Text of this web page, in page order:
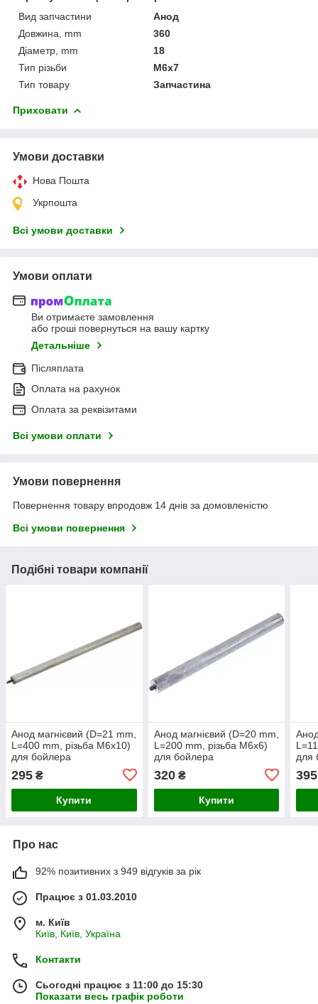
Вид запчастини
Анод
Довжина, mm
360
Діаметр, mm
18
Тип різьби
M6x7
Тип товару
Запчастина
Приховати
Умови доставки
Нова Пошта
Укрпошта
Всі умови доставки
Умови оплати
Ви отримаєте замовлення
або гроші повернуться на вашу картку
Детальніше
Післяплата
Оплата на рахунок
Оплата за реквізитами
Всі умови оплати
Умови повернення
Повернення товару впродовж 14 днів за домовленістю
Всі умови повернення
Подібні товари компанії
Анод магнієвий (D=21 mm,
L=400 mm, різьба M6x10)
для бойлера
295 ₴
Купити
Анод магнієвий (D=20 mm,
L=200 mm, різьба M6x6)
для бойлера
Atlantic/ROUND MA20518
320₴
Купити
для
395
Про нас
92% позитивних з 949 відгуків за рік
Працює з 01.03.2010
м. Київ
Київ, Київ, Україна
Контакти
Сьогодні працює з 11:00 до 15:30
Показати весь графік роботи